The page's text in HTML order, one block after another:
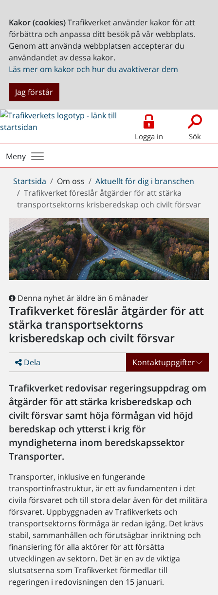
Kakor (cookies)Trafikverket använder kakor för att
förbättra och anpassa ditt besök på vår webbplats.
Genom att använda webbplatsen accepterar du
användandet av dessa kakor.
Läs mer om kakor och hur du avaktiverar dem
Jag förstår
Logga in Sök
Meny
Du
är
här:
Startsida Om oss
Aktuellt för dig i branschen
Trafikverket föreslår åtgärder för att stärka
transportsektorns krisberedskap och civilt försvar
Denna nyhet är äldre än 6 månader
Trafikverket föreslår åtgärder för att
stärka transportsektorns
krisberedskap och civilt försvar
Dela Kontaktuppgifter
Trafikverket redovisar regeringsuppdrag om
åtgärder för att stärka krisberedskap och
civilt försvar samt höja förmågan vid höjd
beredskap och ytterst i krig för
myndigheterna inom beredskapssektor
Transporter.
Transporter, inklusive en fungerande
transportinfrastruktur, är ett av fundamenten i det
civila försvaret och till stora delar även för det militära
försvaret. Uppbyggnaden av Trafikverkets och
transportsektorns förmåga är redan igång. Det krävs
stabil, sammanhållen och förutsägbar inriktning och
finansiering för alla aktörer för att försätta
utvecklingen av sektorn. Det är en av de viktiga
slutsatserna som Trafikverket förmedlar till
regeringen i redovisningen den 15 januari.